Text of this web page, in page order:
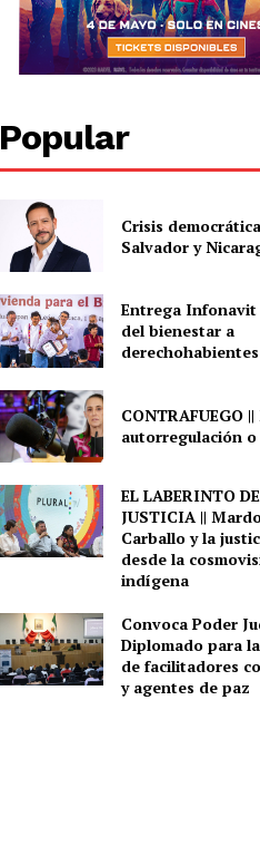
Popular
Crisis
Salvador y
Entrega Infonavit
del bienestar a
CONTRAFUEGO
autorregulación o
EL LABERINTO
JUSTICIA ||
Carballo y la
desde la
indígena
Convoca Poder
Diplomado para
de facilitadores
y agentes de paz